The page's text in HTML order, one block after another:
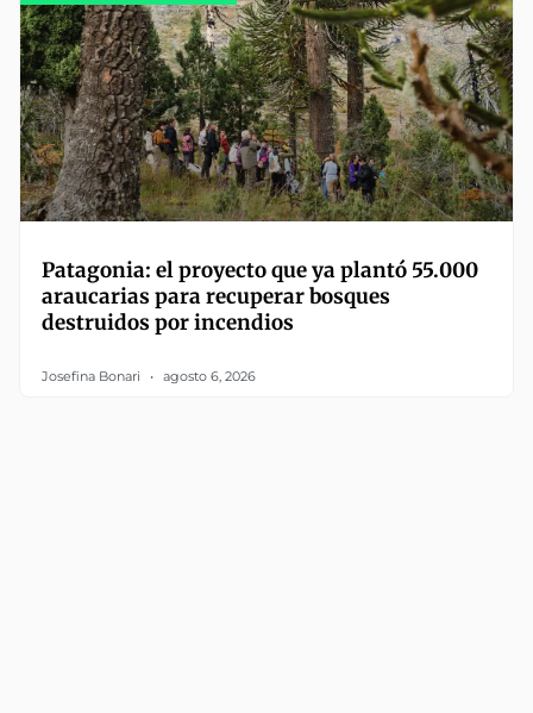
Patagonia: el proyecto que ya plantó 55.000
araucarias para recuperar bosques
destruidos por incendios
Josefina Bonari agosto 6, 2026